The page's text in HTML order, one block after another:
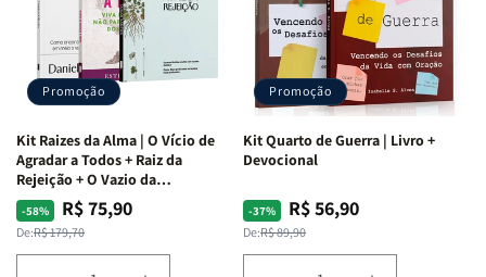
Promoção
Kit Raizes da Alma | O Vício de
Agradar a Todos + Raiz da
Rejeição + O Vazio da
Insatisfação.
-58%
Preço
normal
De:R$ 179,70
Preço
promocional
R$ 75,90
Promoção
Kit Quarto de Guerra | Livro +
Devocional
-37%
Preço
normal
De:R$ 89,90
Preço
promocional
R$ 56,90